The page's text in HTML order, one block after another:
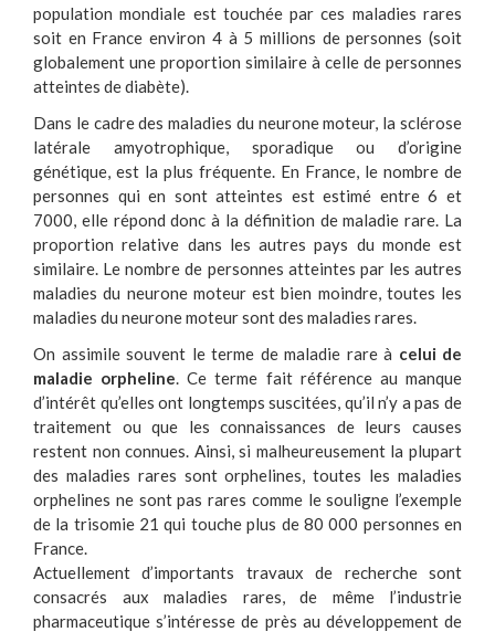
population mondiale est touchée par ces maladies rares
soit en France environ 4 à 5 millions de personnes (soit
globalement une proportion similaire à celle de personnes
atteintes de diabète).
Dans le cadre des maladies du neurone moteur, la sclérose
latérale amyotrophique, sporadique ou d’origine
génétique, est la plus fréquente. En France, le nombre de
personnes qui en sont atteintes est estimé entre 6 et
7000, elle répond donc à la définition de maladie rare. La
proportion relative dans les autres pays du monde est
similaire. Le nombre de personnes atteintes par les autres
maladies du neurone moteur est bien moindre, toutes les
maladies du neurone moteur sont des maladies rares.
On assimile souvent le terme de maladie rare à celui de
maladie orpheline. Ce terme fait référence au manque
d’intérêt qu’elles ont longtemps suscitées, qu’il n’y a pas de
traitement ou que les connaissances de leurs causes
restent non connues. Ainsi, si malheureusement la plupart
des maladies rares sont orphelines, toutes les maladies
orphelines ne sont pas rares comme le souligne l’exemple
de la trisomie 21 qui touche plus de 80 000 personnes en
France.
Actuellement d’importants travaux de recherche sont
consacrés aux maladies rares, de même l’industrie
pharmaceutique s’intéresse de près au développement de